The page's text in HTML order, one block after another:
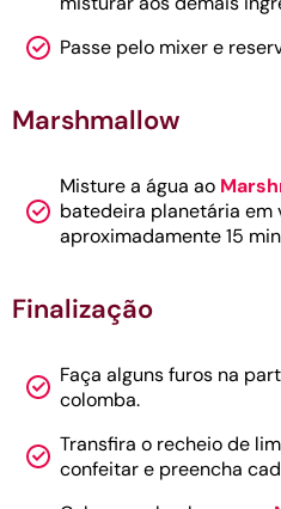
Passe pelo mixer e
Marshmallow
Misture a água ao
batedeira planetária em
aproximadamente 15
Finalização
Faça alguns furos na
colomba.
Transfira o recheio de
confeitar e preencha